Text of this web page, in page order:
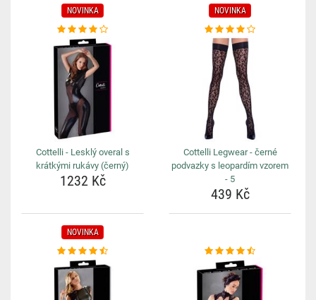
NOVINKA
Cottelli - Lesklý overal s
krátkými rukávy (černý)
1232 Kč
NOVINKA
Cottelli Legwear - černé
podvazky s leopardím vzorem
- 5
439 Kč
NOVINKA